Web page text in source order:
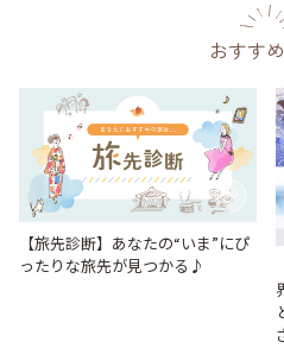
おすす
【旅先診断】あなたの“いま”にぴ
ったりな旅先が見つかる♪